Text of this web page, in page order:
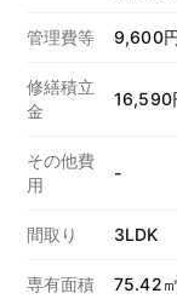
管理費等 9,600
修繕積立
金
16,590
その他費
用
-
間取り 3LDK
専有面積 75.42